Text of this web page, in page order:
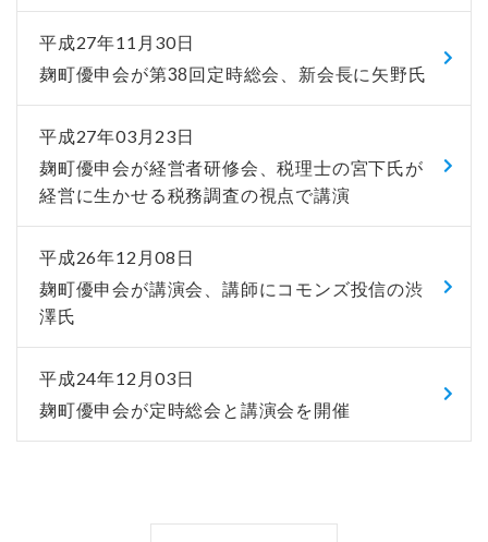
平成27年11月30日
麹町優申会が第38回定時総会、新会長に矢野氏
平成27年03月23日
麹町優申会が経営者研修会、税理士の宮下氏が
経営に生かせる税務調査の視点で講演
平成26年12月08日
麹町優申会が講演会、講師にコモンズ投信の渋
澤氏
平成24年12月03日
麹町優申会が定時総会と講演会を開催